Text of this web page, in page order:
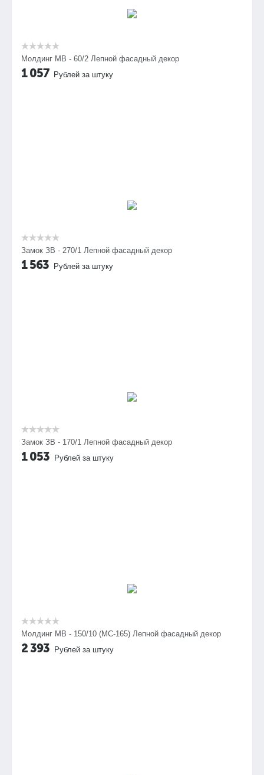
Молдинг МВ - 60/2 Лепной фасадный декор
1 057 Рублей за штуку
Замок ЗВ - 270/1 Лепной фасадный декор
1 563 Рублей за штуку
Замок ЗВ - 170/1 Лепной фасадный декор
1 053 Рублей за штуку
Молдинг МВ - 150/10 (МС-165) Лепной фасадный декор
2 393 Рублей за штуку